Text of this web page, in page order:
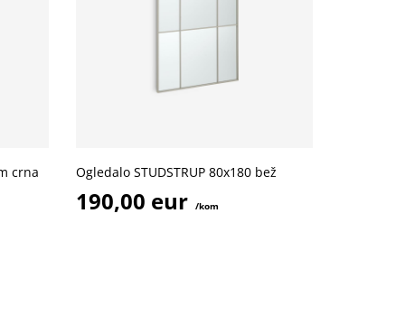
crna Ogledalo STUDSTRUP 80x180 bež
190,00 eur /kom